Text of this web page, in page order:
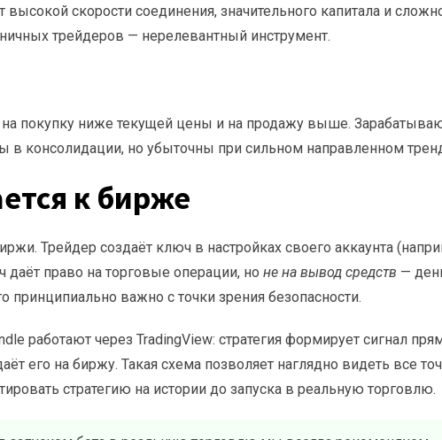
скорости соединения, значительного капитала и
трейдеров — нерелевантный инструмент.
покупку ниже текущей цены и на продажу выше.
консолидации, но убыточны при сильном направленном
к бирже
Трейдер создаёт ключ в настройках своего аккаунта
даёт право на торговые операции, но не на вывод средств —
принципиально важно с точки зрения безопасности.
работают через TradingView: стратегия формирует сигнал
его на биржу. Такая схема позволяет наглядно видеть все
стратегию на истории до запуска в реальную торговлю.